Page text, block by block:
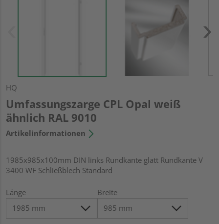
HQ
Umfassungszarge CPL Opal weiß
ähnlich RAL 9010
Artikelinformationen
1985x985x100mm DIN links Rundkante glatt Rundkante V
3400 WF Schließblech Standard
Länge Breite